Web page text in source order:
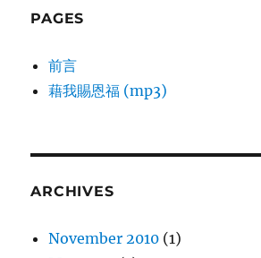
PAGES
前言
藉我賜恩福 (mp3)
ARCHIVES
November 2010 (1)